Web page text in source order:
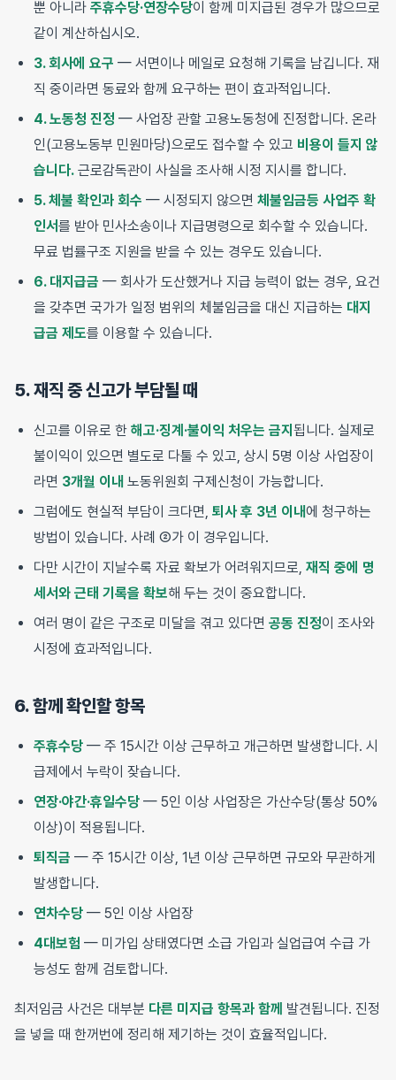
뿐 아니라 주휴수당·연장수당이 함께 미지급된 경우가 많으므로
같이 계산하십시오.
3. 회사에 요구 — 서면이나 메일로 요청해 기록을 남깁니다. 재
직 중이라면 동료와 함께 요구하는 편이 효과적입니다.
4. 노동청 진정 — 사업장 관할 고용노동청에 진정합니다. 온라
인(고용노동부 민원마당)으로도 접수할 수 있고 비용이 들지 않
습니다. 근로감독관이 사실을 조사해 시정 지시를 합니다.
5. 체불 확인과 회수 — 시정되지 않으면 체불임금등 사업주 확
인서를 받아 민사소송이나 지급명령으로 회수할 수 있습니다.
무료 법률구조 지원을 받을 수 있는 경우도 있습니다.
6. 대지급금 — 회사가 도산했거나 지급 능력이 없는 경우, 요건
을 갖추면 국가가 일정 범위의 체불임금을 대신 지급하는 대지
급금 제도를 이용할 수 있습니다.
5. 재직 중 신고가 부담될 때
신고를 이유로 한 해고·징계·불이익 처우는 금지 됩니다. 실제로
불이익이 있으면 별도로 다툴 수 있고, 상시 5명 이상 사업장이
라면 3개월 이내 노동위원회 구제신청이 가능합니다.
그럼에도 현실적 부담이 크다면, 퇴사 후 3년 이내에 청구하는
방법이 있습니다. 사례 ②가 이 경우입니다.
다만 시간이 지날수록 자료 확보가 어려워지므로, 재직 중에 명
세서와 근태 기록을 확보해 두는 것이 중요합니다.
여러 명이 같은 구조로 미달을 겪고 있다면 공동 진정이 조사와
시정에 효과적입니다.
6. 함께 확인할 항목
주휴수당 — 주 15시간 이상 근무하고 개근하면 발생합니다. 시
급제에서 누락이 잦습니다.
연장·야간·휴일수당 — 5인 이상 사업장은 가산수당(통상 50%
이상)이 적용됩니다.
퇴직금 — 주 15시간 이상, 1년 이상 근무하면 규모와 무관하게
발생합니다.
연차수당 — 5인 이상 사업장
4대보험 — 미가입 상태였다면 소급 가입과 실업급여 수급 가
능성도 함께 검토합니다.
최저임금 사건은 대부분 다른 미지급 항목과 함께 발견됩니다. 진정
을 넣을 때 한꺼번에 정리해 제기하는 것이 효율적입니다.